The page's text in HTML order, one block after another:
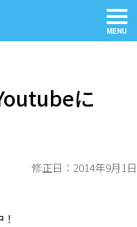
に
修正日：2014年9月1日
MENU